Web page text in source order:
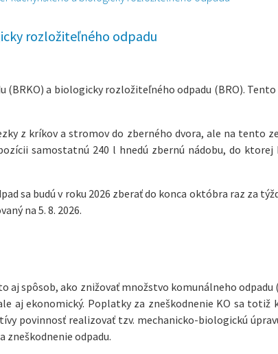
rozložiteľného odpadu
(BRKO) a biologicky rozložiteľného odpadu (BRO).
z kríkov a stromov do zberného dvora, ale na tento
samostatnú 240 l hnedú zbernú nádobu, do ktorej
sa budú v roku 2026 zberať do konca októbra raz za
na 5. 8. 2026.
aj spôsob, ako znižovať množstvo komunálneho odpadu
aj ekonomický. Poplatky za zneškodnenie KO sa totiž
povinnosť realizovať tzv. mechanicko-biologickú
zneškodnenie odpadu.